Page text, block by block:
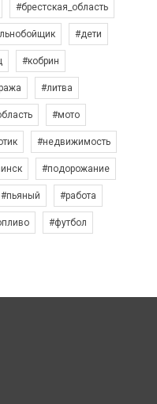
#брестская_область
#дети
#кобрин
#литва
#мото
#недвижимость
#подорожание
#пьяный #работа
#футбол